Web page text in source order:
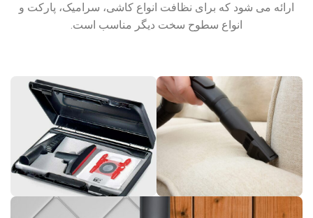
ارائه می شود که برای نظافت انواع کاشی، سرامیک، پارکت و
انواع سطوح سخت دیگر مناسب است.